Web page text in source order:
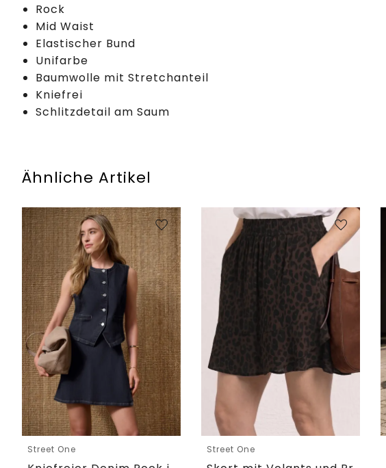
Rock
Mid Waist
Elastischer Bund
Unifarbe
Baumwolle mit Stretchanteil
Kniefrei
Schlitzdetail am Saum
Ähnliche Artikel
Street One Street One